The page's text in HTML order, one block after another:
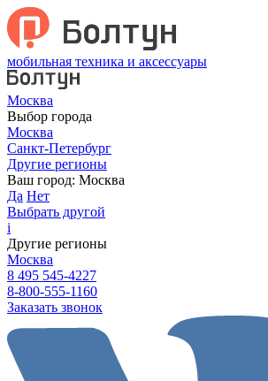
мобильная техника и аксессуары
Москва
Выбор города
Москва
Санкт-Петербург
Другие регионы
Ваш город: Москва
Да Нет
Выбрать другой
i
Другие регионы
Москва
8 495 545-4227
8-800-555-1160
Заказать звонок